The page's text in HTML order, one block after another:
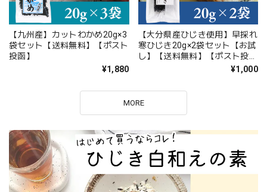
【九州産】カットわかめ20g×3
袋セット【送料無料】【ポスト
投函】
¥1,880
【大分県産ひじき使用】早採れ
寒ひじき20g×2袋セット【お試
し】【送料無料】【ポスト投
¥1,000
MORE